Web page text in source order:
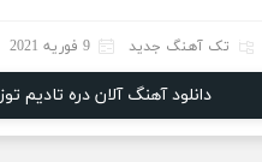
تک آهنگ جدید 9 فوریه 2021
دانلود آهنگ آلان دره تادیم